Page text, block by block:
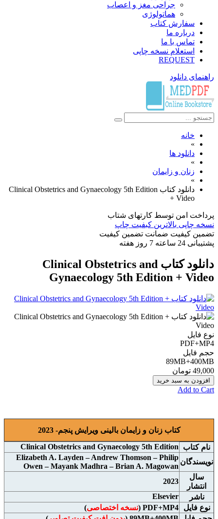
جراحی مغز و اعصاب
هماتولوژی
سفارش کتاب
درباره ما
تماس با ما
استعلام نسخه چاپی
REQUEST
راهنمای دانلود
خانه
»
دانلود ها
»
زنان و زایمان
»
دانلود کتاب Clinical Obstetrics and Gynaecology 5th Edition
+ Video
پرداخت امن توسط کارتهای شتاب
نسخه چاپی بالاترین کبفیت چاپ
تضمین کیفیت ضمانت تضمین کیفیت
پشتیبانی 24 ساعته 7 روز هفته
دانلود کتاب Clinical Obstetrics and
Gynaecology 5th Edition + Video
نوع فایل
PDF+MP4
حجم فایل
89MB+400MB
49,000 تومان
افزودن به سبد خرید
Add to Cart
کتاب زنان و زایمان بالینی ویرایش پنجم- 2023
نام کتاب
Clinical Obstetrics and Gynaecology 5th Edition
نويسندگان
Elizabeth A. Layden – Andrew Thomson – Philip
Owen – Mayank Madhra – Brian A. Magowan
سال
انتشار
2023
ناشر
Elsevier
نوع فايل
PDF+MP4 ( نسخه اختصاصی)